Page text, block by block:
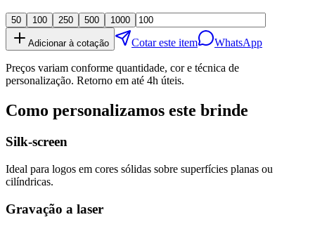
50 100 250 500 1000
Adicionar à cotação Cotar este item WhatsApp
Preços variam conforme quantidade, cor e técnica de
personalização. Retorno em até 4h úteis.
Como personalizamos este brinde
Silk-screen
Ideal para logos em cores sólidas sobre superfícies planas ou
cilíndricas.
Gravação a laser